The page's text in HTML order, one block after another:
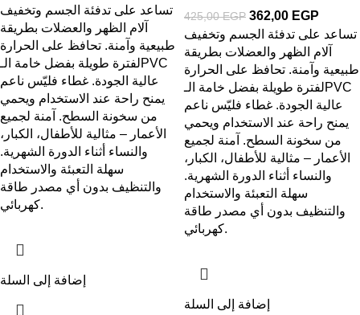
تساعد على تدفئة الجسم وتخفيف
آلام الظهر والعضلات بطريقة
طبيعية وآمنة. تحافظ على الحرارة
لفترة طويلة بفضل خامة الـPVC
عالية الجودة. غطاء فليّس ناعم
يمنح راحة عند الاستخدام ويحمي
من سخونة السطح. آمنة لجميع
الأعمار – مثالية للأطفال، الكبار،
والنساء أثناء الدورة الشهرية.
سهلة التعبئة والاستخدام
والتنظيف بدون أي مصدر طاقة
كهربائي.
إضافة إلى السلة
425,00EGP 362,00 EGP
تساعد على تدفئة الجسم وتخفيف
آلام الظهر والعضلات بطريقة
طبيعية وآمنة. تحافظ على الحرارة
لفترة طويلة بفضل خامة الـPVC
عالية الجودة. غطاء فليّس ناعم
يمنح راحة عند الاستخدام ويحمي
من سخونة السطح. آمنة لجميع
الأعمار – مثالية للأطفال، الكبار،
والنساء أثناء الدورة الشهرية.
سهلة التعبئة والاستخدام
والتنظيف بدون أي مصدر طاقة
كهربائي.
إضافة إلى السلة